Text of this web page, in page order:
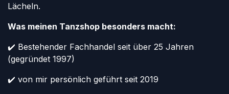
Lächeln.
Was meinen Tanzshop besonders macht:
✔️ Bestehender Fachhandel seit über 25 Jahren
(gegründet 1997)
✔️ von mir persönlich geführt seit 2019